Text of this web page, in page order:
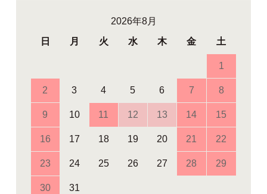
2026年8月
日
月 火 水 木 金 土
1
2 3 4 5 6 7 8
9 10 11 12 13 14 15
16 17 18 19 20 21 22
23 24 25 26 27 28 29
30 31